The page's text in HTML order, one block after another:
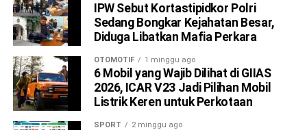
IPW Sebut Kortastipidkor Polri
Sedang Bongkar Kejahatan Besar,
Diduga Libatkan Mafia Perkara
OTOMOTIF 1 minggu ago
6 Mobil yang Wajib Dilihat di GIIAS
2026, ICAR V23 Jadi Pilihan Mobil
Listrik Keren untuk Perkotaan
SPORT 2 minggu ago